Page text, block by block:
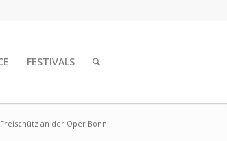
FESTIVALS
an der Oper Bonn